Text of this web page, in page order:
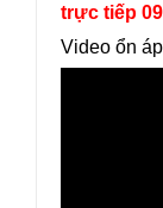
trực tiếp
Video ổn